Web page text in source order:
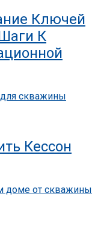
Ключей
К
Кессон